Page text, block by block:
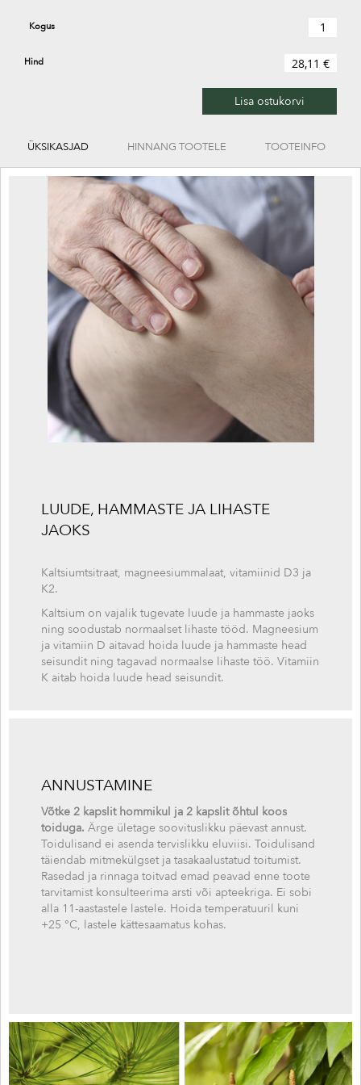
Kogus
Hind 28,11 €
Lisa ostukorvi
ÜKSIKASJAD HINNANG TOOTELE TOOTEINFO
LUUDE, HAMMASTE JA LIHASTE
JAOKS
Kaltsiumtsitraat, magneesiummalaat, vitamiinid D3 ja
K2.
Kaltsium on vajalik tugevate luude ja hammaste jaoks
ning soodustab normaalset lihaste tööd. Magneesium
ja vitamiin D aitavad hoida luude ja hammaste head
seisundit ning tagavad normaalse lihaste töö. Vitamiin
K aitab hoida luude head seisundit.
ANNUSTAMINE
Võtke 2 kapslit hommikul ja 2 kapslit õhtul koos
toiduga. Ärge ületage soovituslikku päevast annust.
Toidulisand ei asenda tervislikku eluviisi. Toidulisand
täiendab mitmekülgset ja tasakaalustatud toitumist.
Rasedad ja rinnaga toitvad emad peavad enne toote
tarvitamist konsulteerima arsti või apteekriga. Ei sobi
alla 11-aastastele lastele. Hoida temperatuuril kuni
+25 °C, lastele kättesaamatus kohas.